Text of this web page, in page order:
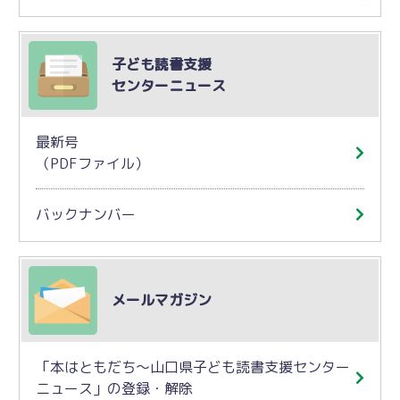
子ども読書支援
センターニュース
最新号
（PDFファイル）
バックナンバー
メールマガジン
「本はともだち～山口県子ども読書支援センター
ニュース」の登録・解除